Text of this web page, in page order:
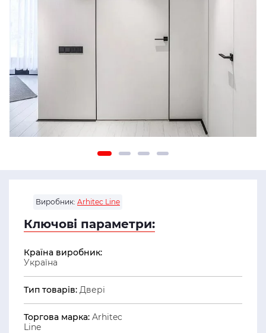
Виробник: Arhitec Line
Ключові параметри:
Країна виробник:
Україна
Тип товарів: Двері
Торгова марка: Arhitec
Line